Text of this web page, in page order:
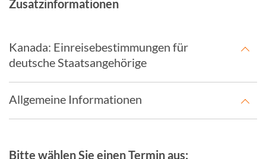
Zusatzinformationen
Kanada: Einreisebestimmungen für
deutsche Staatsangehörige
Allgemeine Informationen
Bitte wählen Sie einen Termin aus: